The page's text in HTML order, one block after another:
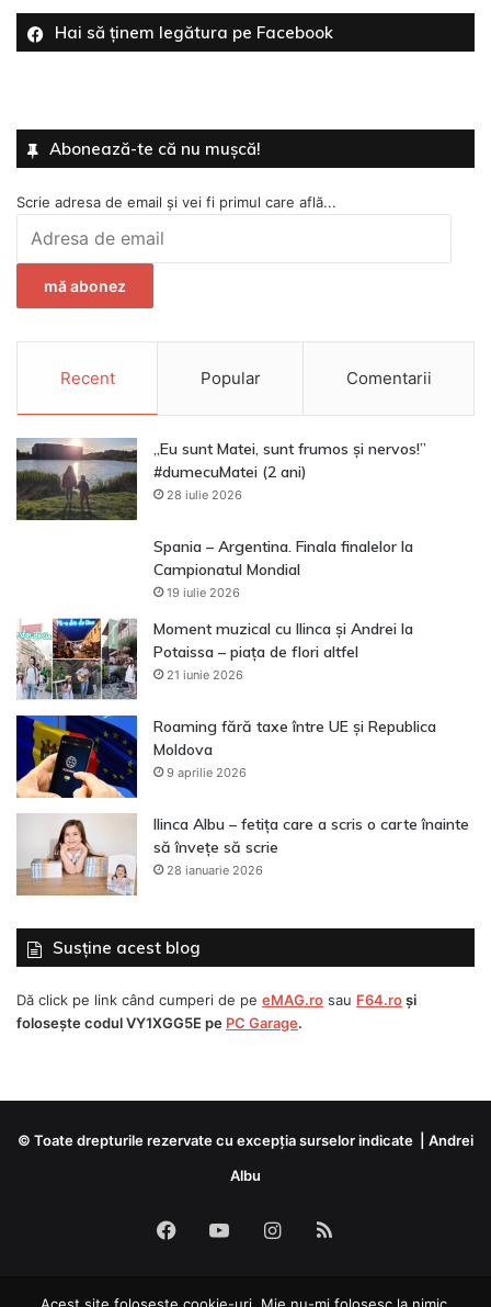
Hai să ținem legătura pe Facebook
Abonează-te că nu mușcă!
Scrie adresa de email și vei fi primul care află...
de
mă abonez
Recent Popular Comentarii
„Eu sunt Matei, sunt frumos și nervos!”
#dumecuMatei (2 ani)
28 iulie 2026
Spania – Argentina. Finala finalelor la
Campionatul Mondial
19 iulie 2026
Moment muzical cu Ilinca și Andrei la
Potaissa – piața de flori altfel
21 iunie 2026
Roaming fără taxe între UE și Republica
Moldova
9 aprilie 2026
Ilinca Albu – fetița care a scris o carte înainte
să învețe să scrie
28 ianuarie 2026
Susține acest blog
Dă click pe link când cumperi de pe eMAG.ro sau F64.roși
folosește codulVY1XGG5Epe PC Garage.
© Toate drepturile rezervate cu excepția surselor indicate | Andrei
Albu
Facebook
YouTubeInstagram
RSS